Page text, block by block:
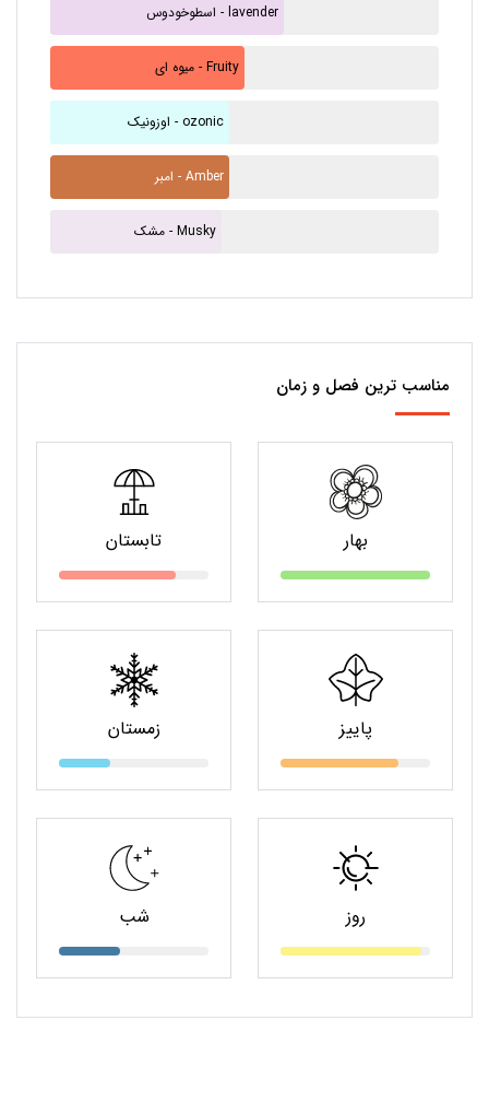
اسطوخودوس - lavender
میوه ای - Fruity
اوزونیک - ozonic
امبر - Amber
مشک - Musky
مناسب ترین فصل و زمان
بهار تابستان
پاییز زمستان
روز شب